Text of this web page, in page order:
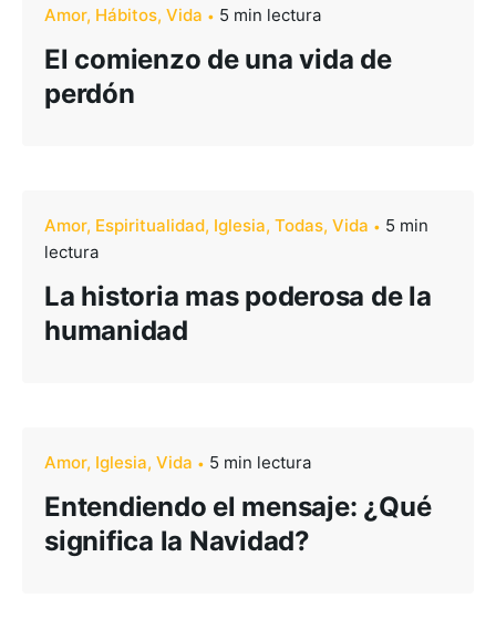
Amor Hábitos Vida 5 min lectura
El comienzo de una vida de
perdón
Amor Espiritualidad Iglesia Todas Vida
5 min
lectura
La historia mas poderosa de la
humanidad
Amor Iglesia Vida 5 min lectura
Entendiendo el mensaje: ¿Qué
significa la Navidad?